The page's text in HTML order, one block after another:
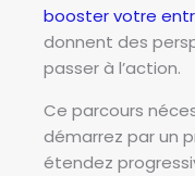
booster votre
donnent des
passer à l’action.
Ce parcours
démarrez par un
étendez